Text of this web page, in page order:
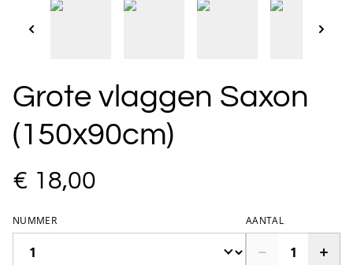
Grote vlaggen Saxon
(150x90cm)
€ 18,00
NUMMER AANTAL